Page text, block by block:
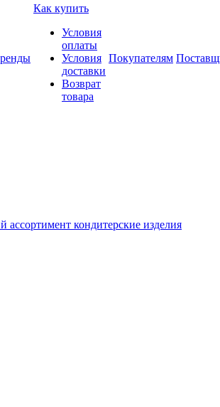
Как купить
Условия
оплаты
Условия
доставки
Возврат
товара
Покупателям
ассортимент кондитерские изделия